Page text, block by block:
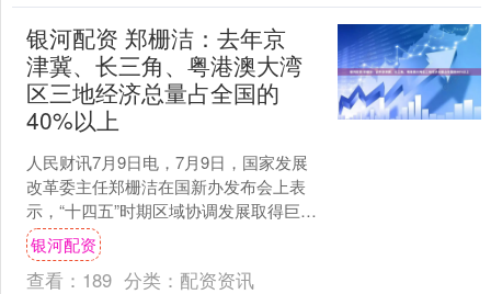
银河配资 郑栅洁：去年京
津冀、长三角、粤港澳大湾
区三地经济总量占全国的
40%以上
人民财讯7月9日电，7月9日，国家发展
改革委主任郑栅洁在国新办发布会上表
示，“十四五”时期区域协调发展取得巨大
成就。我们坚持全国一盘棋，因时、因
地制宜，分区、分....
银河配资
查看： 189 分类： 配资资讯